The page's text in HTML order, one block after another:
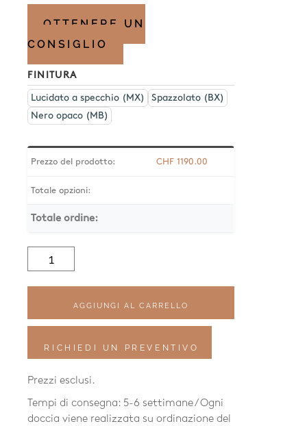
OTTENERE UN
CONSIGLIO
FINITURA
Lucidato a specchio (MX)
Spazzolato (BX)
Nero opaco (MB)
Prezzo del prodotto: CHF 1190.00
Totale opzioni:
Totale ordine:
Waterline
AGGIUNGI AL CARRELLO
RICHIEDI UN PREVENTIVO
Prezzi esclusi.
Tempi di consegna: 5-6 settimane / Ogni
doccia viene realizzata su ordinazione del